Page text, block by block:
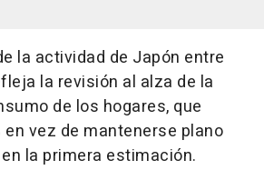
la actividad de Japón entre
la revisión al alza de la
de los hogares, que
en vez de mantenerse plano
la primera estimación.